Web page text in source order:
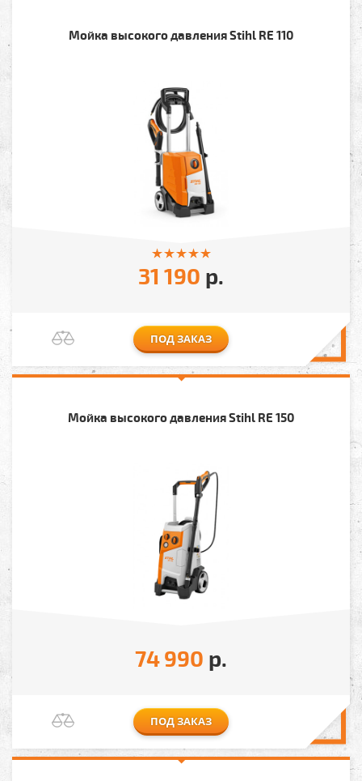
Мойка высокого давления Stihl RE 110
31 190 р.
ПОД ЗАКАЗ
Мойка высокого давления Stihl RE 150
74 990 р.
ПОД ЗАКАЗ